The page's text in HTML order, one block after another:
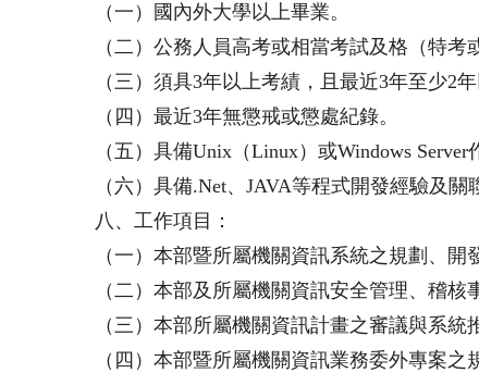
（一）國內外大學以上畢業。
（二）公務人員高考或相當考試及格（特
（三）須具3年以上考績，且最近3年至少2年
（四）最近3年無懲戒或懲處紀錄。
（五）具備Unix（Linux）或Windows Server
（六）具備.Net、JAVA等程式開發經驗及
八、工作項目：
（一）本部暨所屬機關資訊系統之規劃、開
（二）本部及所屬機關資訊安全管理、稽核
（三）本部所屬機關資訊計畫之審議與系統
（四）本部暨所屬機關資訊業務委外專案之